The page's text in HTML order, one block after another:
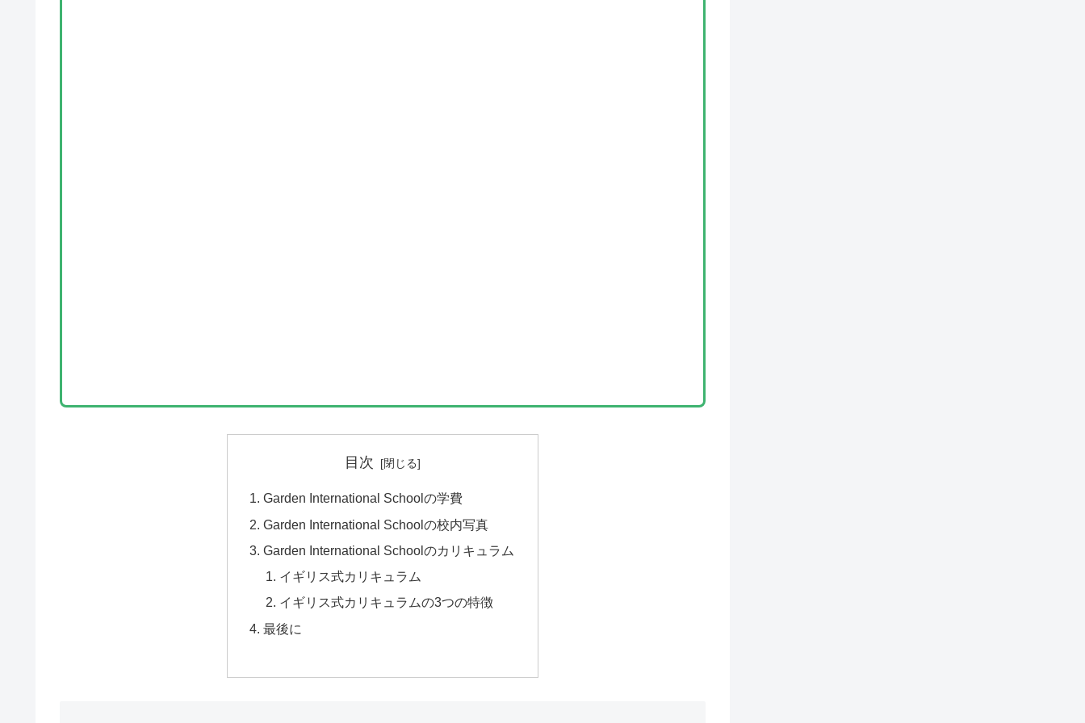
目次
Garden International Schoolの学費
Garden International Schoolの校内写真
Garden International Schoolのカリキュラム
イギリス式カリキュラム
イギリス式カリキュラムの3つの特徴
最後に